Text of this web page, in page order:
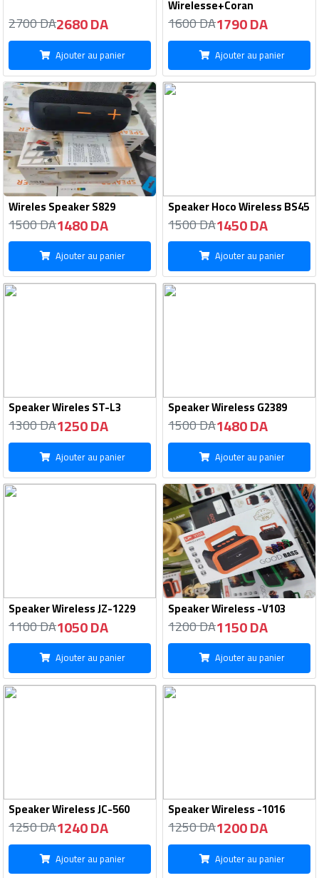
2700 DA2680 DA
Ajouter au panier
Wirelesse+Coran
1600 DA1790 DA
Ajouter au panier
Wireles Speaker S829
1500 DA1480 DA
Ajouter au panier
Speaker Hoco Wireless BS45
1500 DA1450 DA
Ajouter au panier
Speaker Wireles ST-L3
1300 DA1250 DA
Ajouter au panier
Speaker Wireless G2389
1500 DA1480 DA
Ajouter au panier
Speaker Wireless JZ-1229
1100 DA1050 DA
Ajouter au panier
Speaker Wireless -V103
1200 DA1150 DA
Ajouter au panier
Speaker Wireless JC-560
1250 DA1240 DA
Ajouter au panier
Speaker Wireless -1016
1250 DA1200 DA
Ajouter au panier